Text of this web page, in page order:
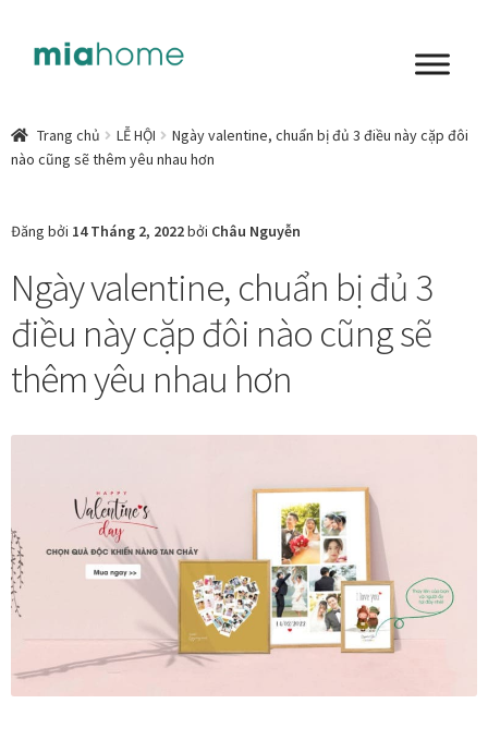
đến
đến
Art in living
Không gian sống
Cách chọn tranh phòng ngủ để mỗi ngày bắt đầu nhẹ
nhàng hơn
Vị trí trưng bày
BLOG
Bộ sưu tập tranh
Trang chủ LỄ HỘI
Ngày valentine, chuẩn bị đủ 3 điều này cặp đôi
nào cũng sẽ thêm yêu nhau hơn
Đăng bởi 14 Tháng 2, 2022bởi Châu Nguyễn
Ngày valentine, chuẩn bị đủ 3
điều này cặp đôi nào cũng sẽ
thêm yêu nhau hơn